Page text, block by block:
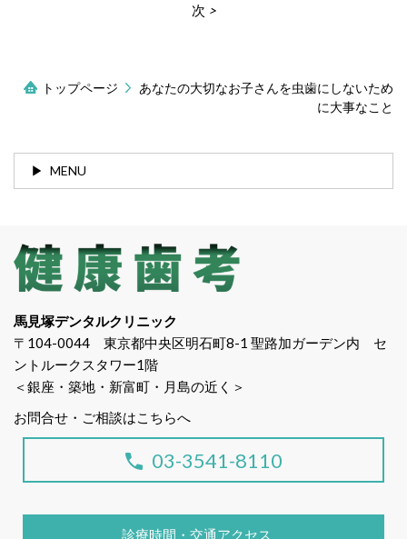
次
トップページ
あなたの大切なお子さんを虫歯にしないため
に大事なこと
MENU
馬見塚デンタルクリニック
〒104-0044 東京都中央区明石町8-1 聖路加ガーデン内 セ
ントルークスタワー1階
＜銀座・築地・新富町・月島の近く＞
お問合せ・ご相談はこちらへ
03-3541-8110
診療時間・交通アクセス